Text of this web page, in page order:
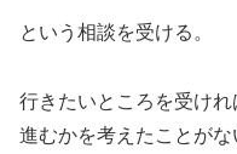
という相談を受ける。
行きたいところを受け
進むかを考えたことが